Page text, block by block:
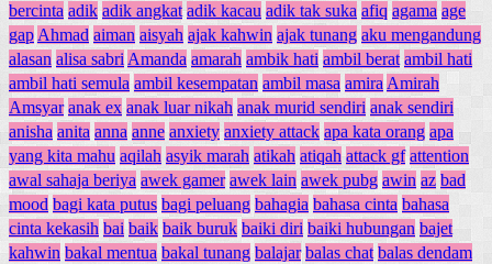
bercinta adik adik angkat adik kacau adik tak suka afiq agama age
gapAhmad aiman aisyah ajak kahwin ajak tunang aku mengandung
alasan alisa sabriAmanda amarah ambik hati ambil berat ambil hati
ambil hati semula ambil kesempatan ambil masa amiraAmirah
Amsyar anak ex anak luar nikah anak murid sendiri anak sendiri
anisha anita anna anne anxiety anxiety attack apa kata orang apa
yang kita mahu aqilah asyik marah atikah atiqah attack gf attention
awal sahaja beriya awek gamer awek lain awek pubg awin az bad
mood bagi kata putus bagi peluang bahagia bahasa cinta bahasa
cinta kekasih bai baik baik buruk baiki diri baiki hubungan bajet
kahwin bakal mentua bakal tunang balajar balas chat balas dendam